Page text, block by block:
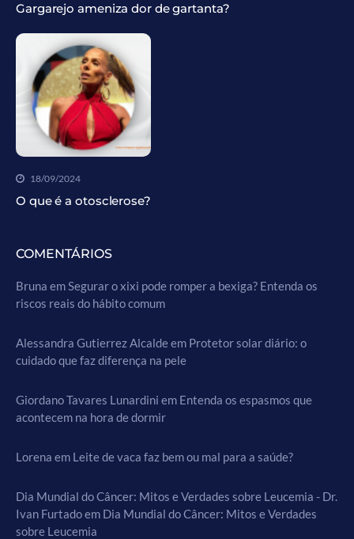
Gargarejo ameniza dor de gartanta?
18/09/2024
O que é a otosclerose?
COMENTÁRIOS
Bruna em Segurar o xixi pode romper a bexiga? Entenda os
riscos reais do hábito comum
Alessandra Gutierrez Alcaldeem Protetor solar diário: o
cuidado que faz diferença na pele
Giordano Tavares Lunardini em Entenda os espasmos que
acontecem na hora de dormir
Lorena em Leite de vaca faz bem ou mal para a saúde?
Dia Mundial do Câncer: Mitos e Verdades sobre Leucemia - Dr.
Ivan Furtadoem Dia Mundial do Câncer: Mitos e Verdades
sobre Leucemia